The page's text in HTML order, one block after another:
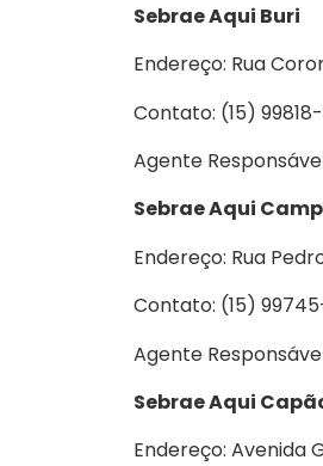
Sebrae Aqui Buri
Endereço: Rua
Contato: (15)
Agente
Sebrae Aqui
Endereço: Rua
Contato: (15)
Agente
Sebrae Aqui
Endereço: Avenida